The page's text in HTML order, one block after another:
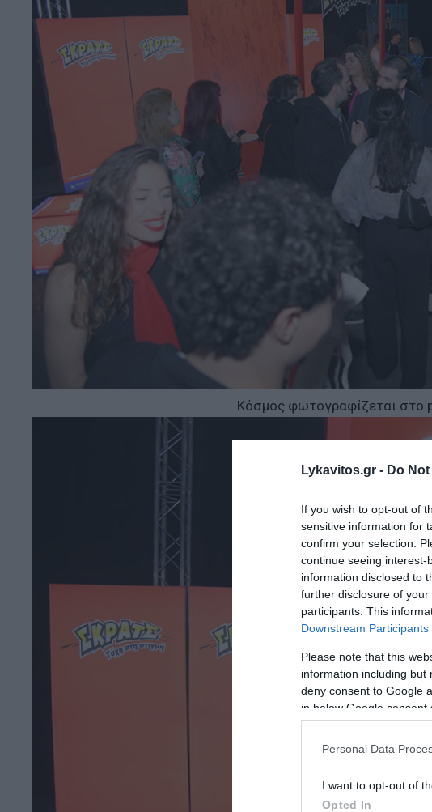
Lykavitos.gr - Do
If you wish to opt-out of
sensitive information for
confirm your selection.
continue seeing
information disclosed to
further disclosure of your
participants. This
Downstream Participants
Please note that this
information including but
deny consent to Google
in below Google consent
Personal Data
I want to opt-out of
Opted In
Κόσμος φωτογραφίζεται στο